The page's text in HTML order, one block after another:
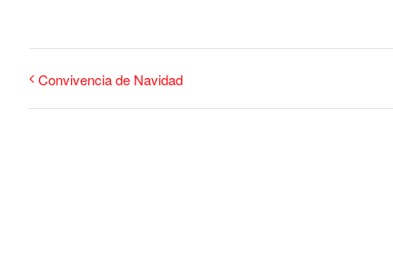
Convivencia de Navidad